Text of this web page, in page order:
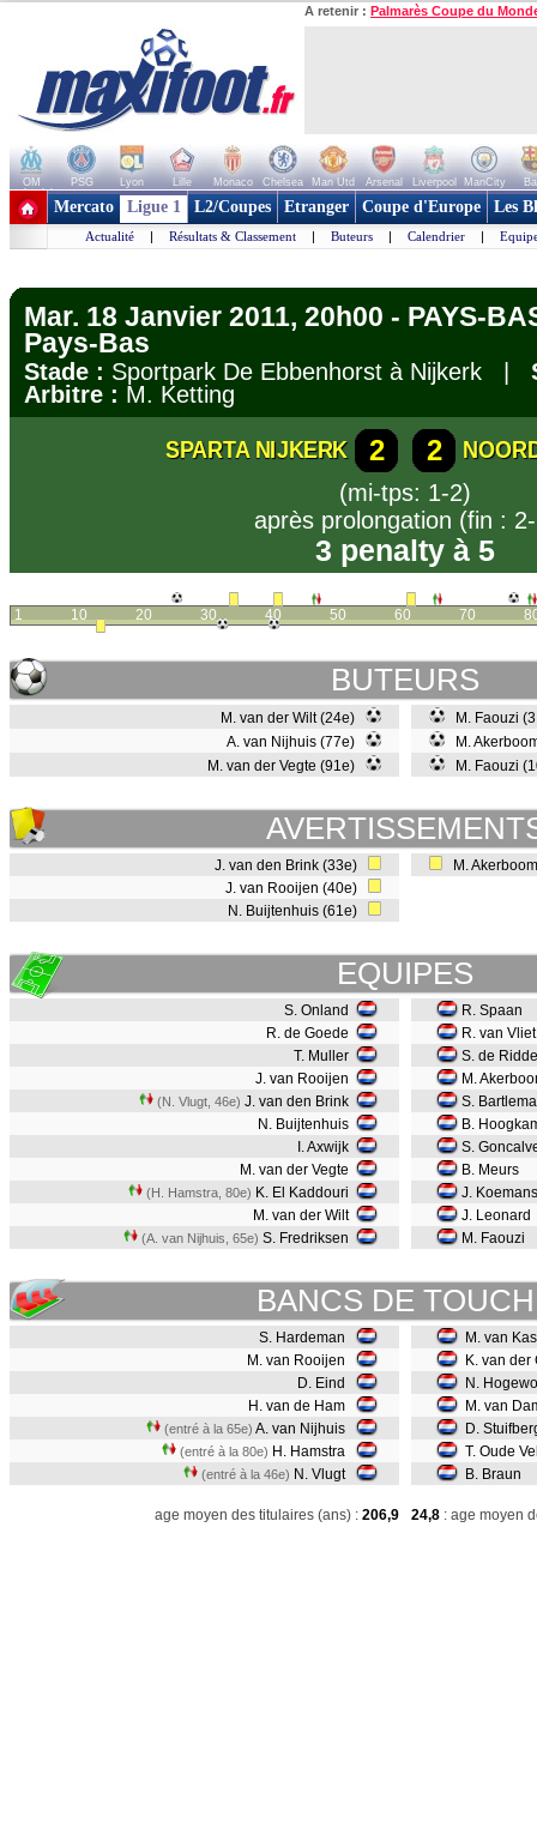
A retenir : Palmarès Coupe du
OM PSG Lyon Lille Monaco Chelsea Man Utd Arsenal Liverpool ManCity
+ de clubs
Mercato Ligue 1 L2/Coupes Etranger Coupe d'Europe Les
Actualité | Résultats & Classement | Buteurs | Calendrier |
Mar. 18 Janvier 2011, 20h00 - PAYS-
Pays-Bas
Stade : Sportpark De Ebbenhorst à Nijkerk |
Arbitre : M. Ketting
SPARTA NIJKERK 2 2
(mi-tps: 1-2)
après prolongation (fin :
3 penalty à 5
1 10 20 30 40 50 60 70
BUTEURS
M. van der Wilt (24e)
A. van Nijhuis (77e)
M. van der Vegte (91e)
M. Faouzi
M.
M. Faouzi
J. van den Brink (33e)
J. van Rooijen (40e)
N. Buijtenhuis (61e)
M.
EQUIPES
S. Onland
R. de Goede
T. Muller
J. van Rooijen
(N. Vlugt, 46e) J. van den Brink
N. Buijtenhuis
I. Axwijk
M. van der Vegte
(H. Hamstra, 80e) K. El Kaddouri
M. van der Wilt
(A. van Nijhuis, 65e) S. Fredriksen
R. Spaan
R. van Vliet
S. de
M.
S. Bartlema
B.
S.
B. Meurs
J.
J. Leonard
M. Faouzi
BANCS DE
S. Hardeman
M. van Rooijen
D. Eind
H. van de Ham
(entré à la 65e) A. van Nijhuis
(entré à la 80e) H. Hamstra
(entré à la 46e) N. Vlugt
M. van
K. van der
N.
M. van
D.
T. Oude
B. Braun
age moyen des titulaires (ans) : 206,9 24,8 : age moyen